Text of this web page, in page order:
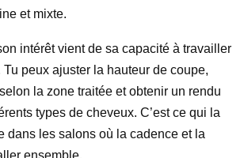
et mixte.
intérêt vient de sa capacité à travailler
peux ajuster la hauteur de coupe,
la zone traitée et obtenir un rendu
types de cheveux. C’est ce qui la
dans les salons où la cadence et la
ensemble.